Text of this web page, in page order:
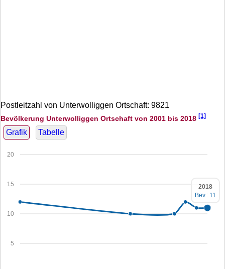
Postleitzahl von Unterwolliggen Ortschaft: 9821
Bevölkerung Unterwolliggen Ortschaft von 2001 bis 2018 [1]
Grafik Tabelle
5
10
15
20
2018
Bev.: 11